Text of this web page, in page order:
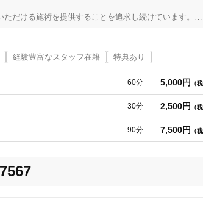
だける施術を提供することを追求し続けています。
もって個別に対応いたします。
んのでプライバシーの心配はご無用です。
業いたしております。
ざいます。
経験豊富なスタッフ在籍 特典あり
60分 5,000円 （
30分 2,500円 （
90分 7,500円 （